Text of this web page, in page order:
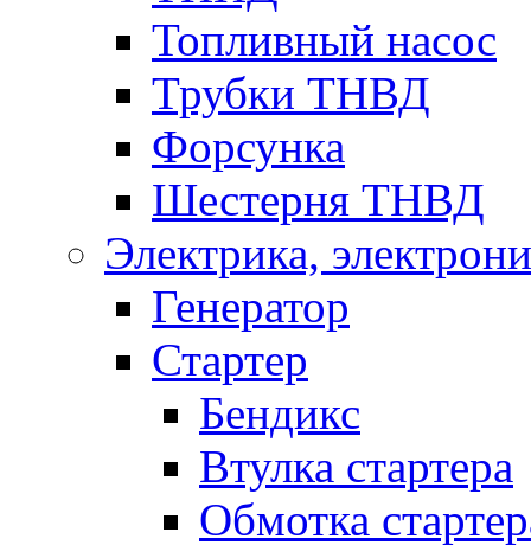
Топливный насос
Трубки ТНВД
Форсунка
Шестерня ТНВД
Электрика,
Генератор
Стартер
Бендикс
Втулка стартера
Обмотка